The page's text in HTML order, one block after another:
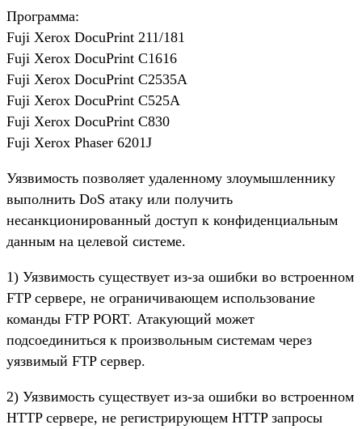
Программа:
Fuji Xerox DocuPrint 211/181
Fuji Xerox DocuPrint C1616
Fuji Xerox DocuPrint C2535A
Fuji Xerox DocuPrint C525A
Fuji Xerox DocuPrint C830
Fuji Xerox Phaser 6201J
Уязвимость позволяет удаленному злоумышленнику
выполнить DoS атаку или получить
несанкционированный доступ к конфиденциальным
данным на целевой системе.
1) Уязвимость существует из-за ошибки во встроенном
FTP сервере, не ограничивающем использование
команды FTP PORT. Атакующий может
подсоединиться к произвольным системам через
уязвимый FTP сервер.
2) Уязвимость существует из-за ошибки во встроенном
HTTP сервере, не регистрирующем HTTP запросы